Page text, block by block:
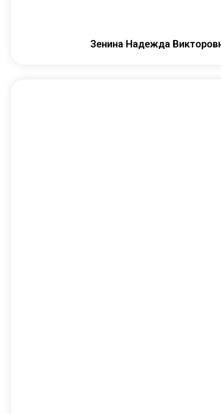
Зенина Надежда